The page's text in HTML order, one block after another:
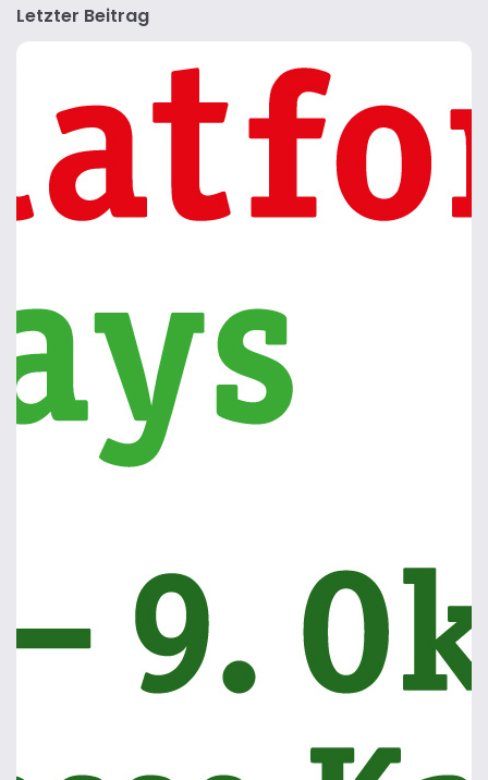
Letzter Beitrag